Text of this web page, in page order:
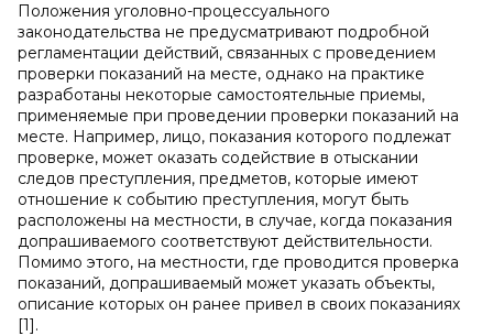
Положения уголовно-процессуального
законодательства не предусматривают подробной
регламентации действий, связанных с проведением
проверки показаний на месте, однако на практике
разработаны некоторые самостоятельные приемы,
применяемые при проведении проверки показаний на
месте. Например, лицо, показания которого подлежат
проверке, может оказать содействие в отыскании
следов преступления, предметов, которые имеют
отношение к событию преступления, могут быть
расположены на местности, в случае, когда показания
допрашиваемого соответствуют действительности.
Помимо этого, на местности, где проводится проверка
показаний, допрашиваемый может указать объекты,
описание которых он ранее привел в своих показаниях
[1].